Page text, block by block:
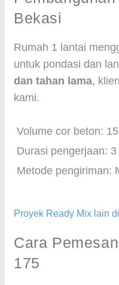
Bekasi
Rumah 1 lantai
untuk pondasi dan
dan tahan lama,
kami.
Volume cor beton: 15
Durasi pengerjaan: 3
Metode pengiriman:
Proyek Ready Mix lain
Cara
175